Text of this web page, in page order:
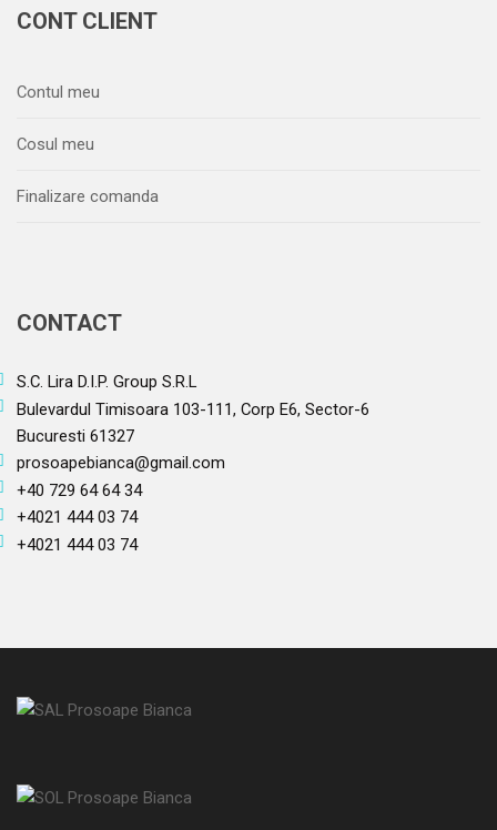
CONT CLIENT
Contul meu
Cosul meu
Finalizare comanda
CONTACT
S.C. Lira D.I.P. Group S.R.L
Bulevardul Timisoara 103-111, Corp E6, Sector-6
Bucuresti 61327
prosoapebianca@gmail.com
+40 729 64 64 34
+4021 444 03 74
+4021 444 03 74